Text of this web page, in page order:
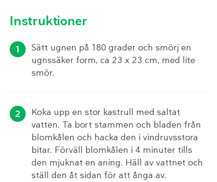
Instruktioner
Sätt ugnen på 180 grader och smörj en
ugnssäker form, ca 23 x 23 cm, med lite
smör.
Koka upp en stor kastrull med saltat
vatten. Ta bort stammen och bladen från
blomkålen och hacka den i vindruvsstora
bitar. Förväll blomkålen i 4 minuter tills
den mjuknat en aning. Häll av vattnet och
ställ den åt sidan för att ånga av.